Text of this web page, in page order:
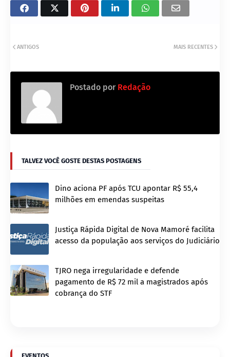
MAIS RECENTES
ANTIGOS
Postado por Redação
TALVEZ VOCÊ GOSTE DESTAS POSTAGENS
Dino aciona PF após TCU apontar R$ 55,4
milhões em emendas suspeitas
Justiça Rápida Digital de Nova Mamoré facilita
acesso da população aos serviços do Judiciário
TJRO nega irregularidade e defende
pagamento de R$ 72 mil a magistrados após
cobrança do STF